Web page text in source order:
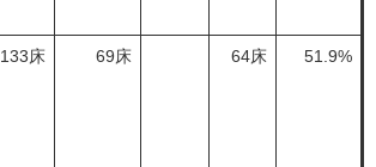
133床 69床 64床 51.9%